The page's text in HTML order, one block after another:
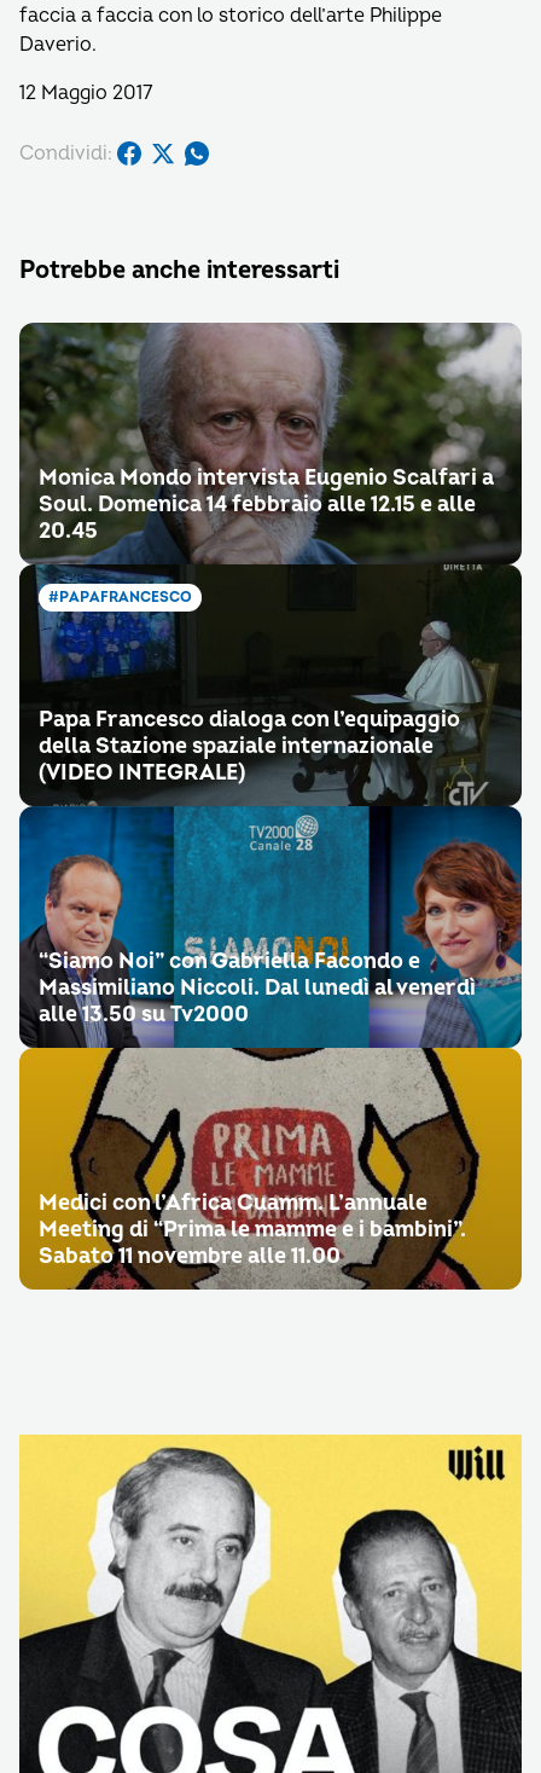
faccia a faccia con lo storico dell’arte Philippe
Daverio.
12 Maggio 2017
Condividi:
Potrebbe anche interessarti
Monica Mondo intervista Eugenio Scalfari a
Soul. Domenica 14 febbraio alle 12.15 e alle
20.45
#PAPAFRANCESCO
Papa Francesco dialoga con l’equipaggio
della Stazione spaziale internazionale
(VIDEO INTEGRALE)
“Siamo Noi” con Gabriella Facondo e
Massimiliano Niccoli. Dal lunedì al venerdì
alle 13.50 su Tv2000
Medici con l’Africa Cuamm. L’annuale
Meeting di “Prima le mamme e i bambini”.
Sabato 11 novembre alle 11.00